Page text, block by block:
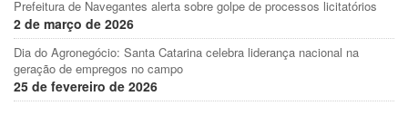
Prefeitura de Navegantes alerta sobre golpe de processos licitatórios
2 de março de 2026
Dia do Agronegócio: Santa Catarina celebra liderança nacional na
geração de empregos no campo
25 de fevereiro de 2026